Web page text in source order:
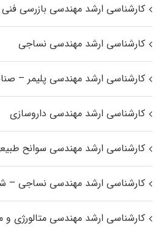
کارشناسی ارشد مهندسی بازرسی فنی
کارشناسی ارشد مهندسی نساجی
کارشناسی ارشد مهندسی پلیمر –
کارشناسی ارشد مهندسی داروسازی
کارشناسی ارشد مهندسی سوانح
کارشناسی ارشد مهندسی نساجی –
کارشناسی ارشد مهندسی متالورژی و